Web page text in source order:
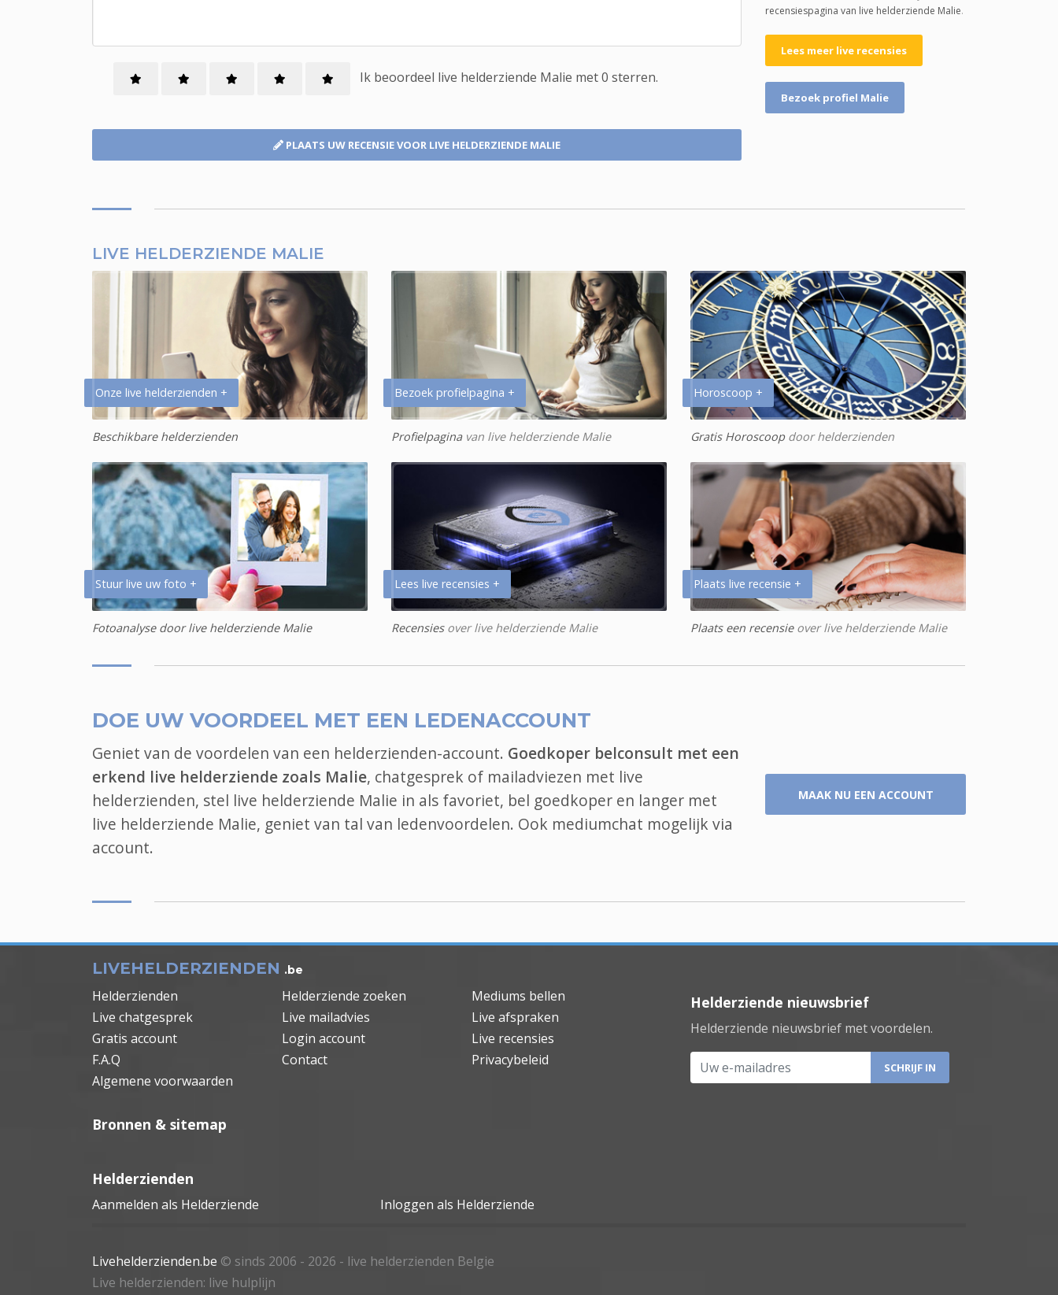
Ik beoordeel live helderziende Malie met0 sterren.
PLAATS UW RECENSIEVOOR LIVE HELDERZIENDE MALIE
recensiespagina van live helderziende Malie.
Lees meer live recensies
Bezoek profiel Malie
LIVE HELDERZIENDE MALIE
Onze live helderzienden +
Beschikbare helderzienden
Bezoek profielpagina +
Profielpagina van live helderziende Malie
Horoscoop +
Gratis Horoscoopdoor helderzienden
Stuur live uw foto +
Fotoanalyse door live helderziende Malie
Lees live recensies +
Recensiesover live helderziende Malie
Plaats live recensie +
Plaats een recensieover live helderziende Malie
DOE UW VOORDEEL MET EEN LEDENACCOUNT
Geniet van de voordelen van een helderzienden-account. Goedkoper belconsult met een
erkend live helderziende zoals Malie, chatgesprek of mailadviezen met live
helderzienden, stel live helderziende Malie in als favoriet, bel goedkoper en langer met
live helderziende Malie, geniet van tal van ledenvoordelen. Ook mediumchat mogelijk via
account.
MAAK NU EEN ACCOUNT
LIVEHELDERZIENDEN .be
Helderzienden Helderziende zoeken
Mediums bellen
Live chatgesprek
Live mailadvies
Live afspraken
Gratis account
Login account
Live recensies
F.A.Q
Contact
Privacybeleid
Algemene voorwaarden
Helderziende nieuwsbrief
Helderziende nieuwsbrief met voordelen.
Uw e-mailadres
Bronnen & sitemap
Helderzienden
Aanmelden als Helderziende Inloggen als Helderziende
Livehelderzienden.be © sinds 2006 - 2026 - live helderzienden Belgie
Live helderzienden: live hulplijn